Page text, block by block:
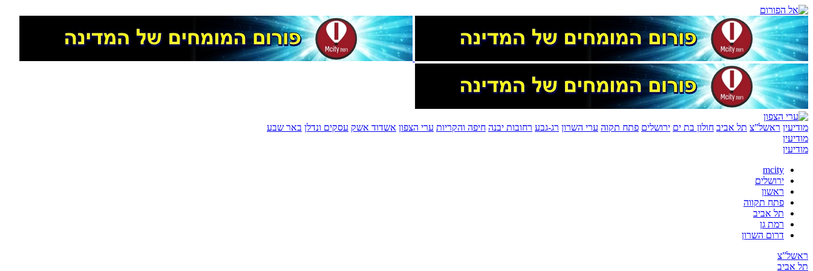
מודיעין ראשל”צ תל אביב חולון בת ים ירושלים פתח תקוה ערי השרון רג-גבע רחובות יבנה חיפה והקריות ערי הצפון אשדוד אשק עסקים ונדלן באר שבע
מודיעין
מודיעין
mcity
ירושלים
ראשון
פתח תקווה
תל אביב
רמת גן
דרום השרון
ראשל”צ
תל אביב